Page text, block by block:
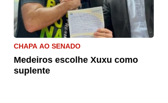
CHAPA AO SENADO
Medeiros escolhe Xuxu como
suplente